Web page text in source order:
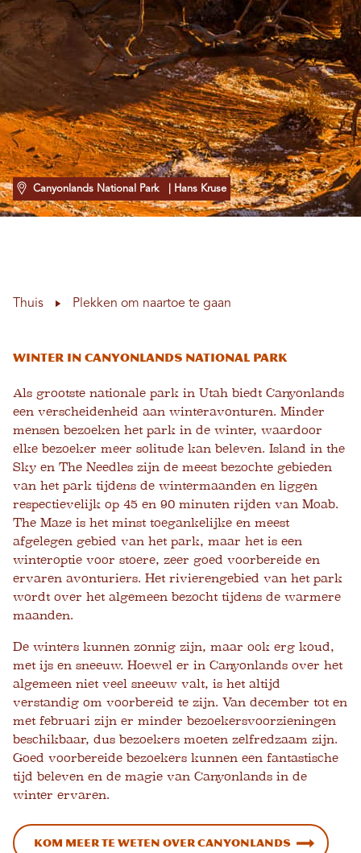
Canyonlands National Park | Hans Kruse
Thuis Plekken om naartoe te gaan
Winter in Canyonlands National Park
Als grootste nationale park in Utah biedt Canyonlands
een verscheidenheid aan winteravonturen. Minder
mensen bezoeken het park in de winter, waardoor
elke bezoeker meer solitude kan beleven. Island in the
Sky en The Needles zijn de meest bezochte gebieden
van het park tijdens de wintermaanden en liggen
respectievelijk op 45 en 90 minuten rijden van Moab.
The Maze is het minst toegankelijke en meest
afgelegen gebied van het park, maar het is een
winteroptie voor stoere, zeer goed voorbereide en
ervaren avonturiers. Het rivierengebied van het park
wordt over het algemeen bezocht tijdens de warmere
maanden.
De winters kunnen zonnig zijn, maar ook erg koud,
met ijs en sneeuw. Hoewel er in Canyonlands over het
algemeen niet veel sneeuw valt, is het altijd
verstandig om voorbereid te zijn. Van december tot en
met februari zijn er minder bezoekersvoorzieningen
beschikbaar, dus bezoekers moeten zelfredzaam zijn.
Goed voorbereide bezoekers kunnen een fantastische
tijd beleven en de magie van Canyonlands in de
winter ervaren.
Kom meer te weten over Canyonlands